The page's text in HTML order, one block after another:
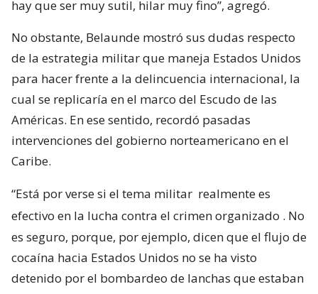
hay que ser muy sutil, hilar muy fino”, agregó.
No obstante, Belaunde mostró sus dudas respecto
de la estrategia militar que maneja Estados Unidos
para hacer frente a la delincuencia internacional, la
cual se replicaría en el marco del Escudo de las
Américas. En ese sentido, recordó pasadas
intervenciones del gobierno norteamericano en el
Caribe.
“Está por verse si el tema militar realmente es
efectivo en la lucha contra el crimen organizado . No
es seguro, porque, por ejemplo, dicen que el flujo de
cocaína hacia Estados Unidos no se ha visto
detenido por el bombardeo de lanchas que estaban